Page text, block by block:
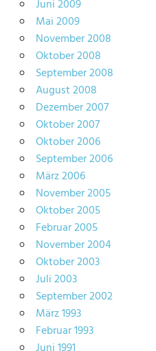
Juni 2009
Mai 2009
November 2008
Oktober 2008
September 2008
August 2008
Dezember 2007
Oktober 2007
Oktober 2006
September 2006
März 2006
November 2005
Oktober 2005
Februar 2005
November 2004
Oktober 2003
Juli 2003
September 2002
März 1993
Februar 1993